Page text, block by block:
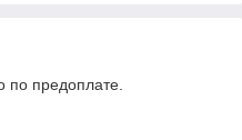
по предоплате.